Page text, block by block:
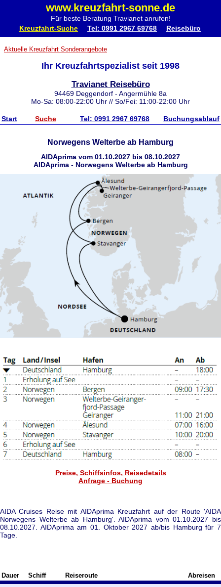
www.kreuzfahrt-sonne.de
Für beste Beratung Travianet anrufen!
Kreuzfahrt-Suche Tel: 0991 2967 69768 Reisebüro
Aktuelle Kreuzfahrt Sonderangebote
Ihr Kreuzfahrtspezialist seit 1998
Travianet Reisebüro
94469 Deggendorf - Angermühle 8a
Mo-Sa: 08:00-22:00 Uhr // So/Fei: 11:00-22:00 Uhr
Start Suche Tel: 0991 2967 69768 Buchungsablauf
Norwegens Welterbe ab Hamburg
AIDAprima vom 01.10.2027 bis 08.10.2027
AIDAprima - Norwegens Welterbe ab Hamburg
Preise, Schiffsinfos, Reisedetails
Anfrage - Buchung
AIDA Cruises Reise mit AIDAprima Kreuzfahrt auf der Route 'AIDA
Norwegens Welterbe ab Hamburg'. AIDAprima vom 01.10.2027 bis
08.10.2027. AIDAprima am 01. Oktober 2027 ab/bis Hamburg für 7
Tage.
Dauer Schiff Reiseroute Abreisen